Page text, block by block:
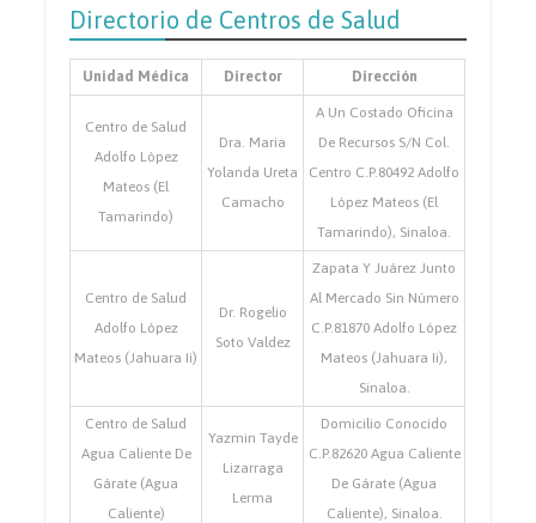
Directorio de Centros de Salud
Unidad Médica Director Dirección
Centro de Salud
Adolfo López
Mateos (El
Tamarindo)
Dra. Maria
Yolanda Ureta
Camacho
A Un Costado Oficina
De Recursos S/N Col.
Centro C.P.80492 Adolfo
López Mateos (El
Tamarindo), Sinaloa.
Centro de Salud
Adolfo López
Mateos (Jahuara Ii)
Dr. Rogelio
Soto Valdez
Zapata Y Juárez Junto
Al Mercado Sin Número
C.P.81870 Adolfo López
Mateos (Jahuara Ii),
Sinaloa.
Centro de Salud
Agua Caliente De
Gárate (Agua
Caliente)
Yazmin Tayde
Lizarraga
Lerma
Domicilio Conocido
C.P.82620 Agua Caliente
De Gárate (Agua
Caliente), Sinaloa.